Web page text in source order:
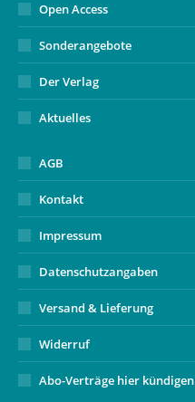
Open Access
Sonderangebote
Der Verlag
Aktuelles
AGB
Kontakt
Impressum
Datenschutzangaben
Versand & Lieferung
Widerruf
Abo-Verträge hier kündigen